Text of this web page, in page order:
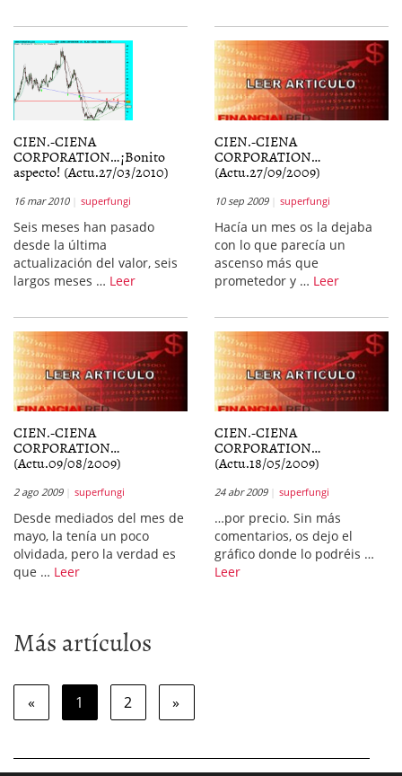
CIEN.-CIENA
CORPORATION…¡Bonito
aspecto! (Actu.27/03/2010)
16 mar 2010 superfungi
Seis meses han pasado
desde la última
actualización del valor, seis
largos meses … Leer
CIEN.-CIENA
CORPORATION…
(Actu.27/09/2009)
10 sep 2009 superfungi
Hacía un mes os la dejaba
con lo que parecía un
ascenso más que
prometedor y … Leer
CIEN.-CIENA
CORPORATION…
(Actu.09/08/2009)
2 ago 2009 superfungi
Desde mediados del mes de
mayo, la tenía un poco
olvidada, pero la verdad es
que … Leer
CIEN.-CIENA
CORPORATION…
(Actu.18/05/2009)
24 abr 2009 superfungi
…por precio. Sin más
comentarios, os dejo el
gráfico donde lo podréis …
Leer
Más artículos
« 1 2 »